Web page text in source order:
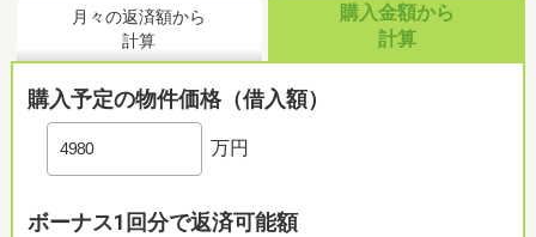
月々の返済額から
計算
購入金額から
計算
購入予定の物件価格（借入額）
万円
ボーナス1回分で返済可能額